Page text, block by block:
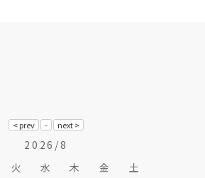
2026/8
火 水 木 金
土